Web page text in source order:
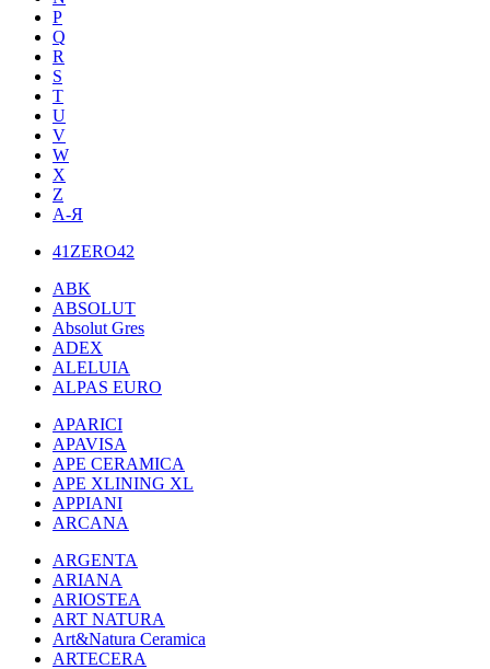
P
Q
R
S
T
U
V
W
X
Z
А-Я
41ZERO42
ABK
ABSOLUT
Absolut Gres
ADEX
ALELUIA
ALPAS EURO
APARICI
APAVISA
APE CERAMICA
APE XLINING XL
APPIANI
ARCANA
ARGENTA
ARIANA
ARIOSTEA
ART NATURA
Art&Natura Ceramica
ARTECERA